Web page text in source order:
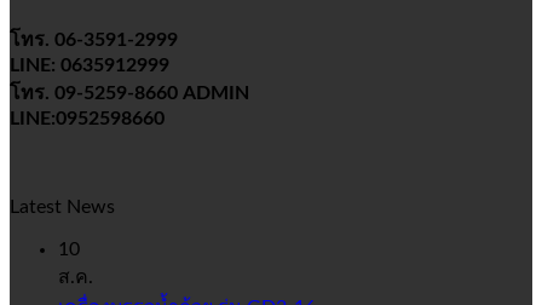
โทร. 06-3591-2999
LINE: 0635912999
โทร. 09-5259-8660 ADMIN
LINE:0952598660
Latest News
10
ส.ค.